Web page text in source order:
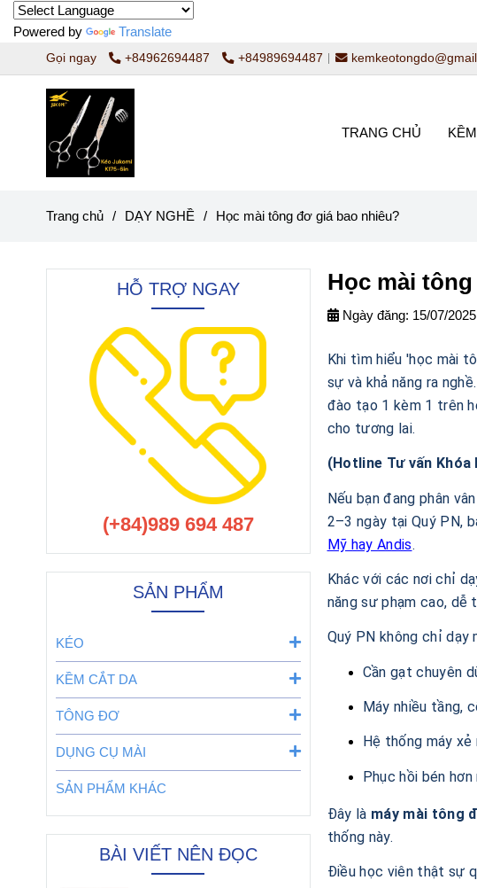
Powered by Translate
Gọi ngay +84962694487 +84989694487
TRANG CHỦ
Trang chủ / DẠY NGHỀ / Học mài tông đơ giá bao nhiêu?
Học mài
Ngày đăng: 15/07/2025
Khi tìm hiểu 'học mài
sự và khả năng ra
đào tạo 1 kèm 1 trên
cho tương lai.
(Hotline Tư vấn Khóa
Nếu bạn đang phân vân
2–3 ngày tại Quý PN,
Mỹ hay Andis.
Khác với các nơi chỉ
năng sư phạm cao,
Quý PN không chỉ dạy
Cần gạt chuyên
Máy nhiều tầng,
Hệ thống máy
Phục hồi bén
Đây là máy mài tông
thống này.
Điều học viên thật sự
HỖ TRỢ NGAY
(+84)989 694 487
SẢN PHẨM
KÉO
KỀM CẮT DA
TÔNG ĐƠ
DỤNG CỤ MÀI
SẢN PHẨM KHÁC
BÀI VIẾT NÊN ĐỌC